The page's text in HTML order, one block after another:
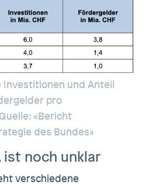
Investitionen und Anteil
pro
«Bericht
des Bundes»
ist noch unklar
verschiedene